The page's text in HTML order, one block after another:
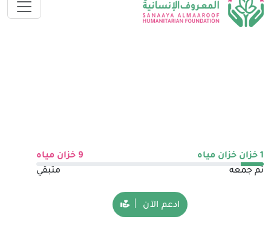
1 خزان خزان مياه 9 خزان مياه
تم جمعه
متبقي
ادعم الآن